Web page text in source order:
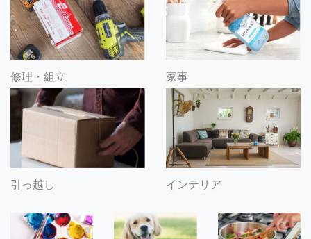
修理・組立 家事
引っ越し インテリア